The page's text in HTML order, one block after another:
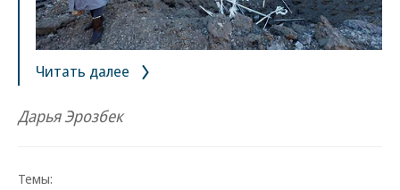
Читать далее
Дарья Эрозбек
Темы: